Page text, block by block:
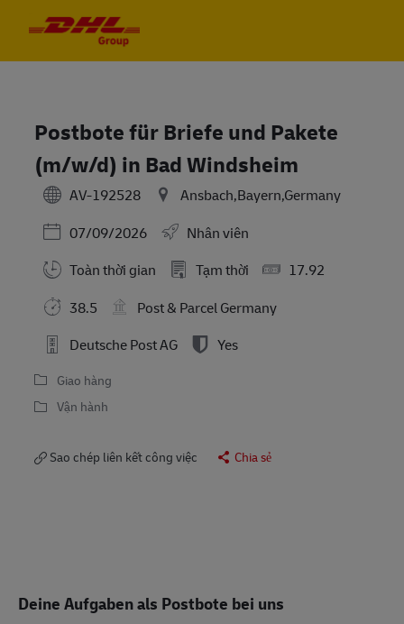
Postbote für Briefe und Pakete
(m/w/d) in Bad Windsheim
AV-192528
Ansbach,Bayern,Germany
Posted Date
07/09/2026
Nhân viên
Toàn thời gian
Tạm thời
17.92
38.5
Post & Parcel Germany
Deutsche Post AG
Yes
Giao hàng
Vận hành
Sao chép liên kết công việc Chia sẻ
Deine Aufgaben als Postbote bei uns